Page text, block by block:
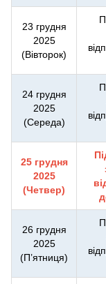
23 грудня
2025
(Вівторок)
24 грудня
2025
(Середа)
25 грудня
2025
(Четвер)
26 грудня
2025
(П’ятниця)